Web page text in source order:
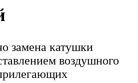
замена катушки
воздушного